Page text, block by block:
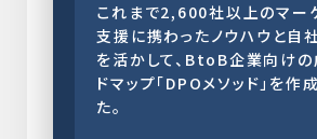
これまで2,600社以上のマー
支援に携わったノウハウと自
を活かして、BtoB企業向け
ドマップ「DPOメソッド」を作
た。